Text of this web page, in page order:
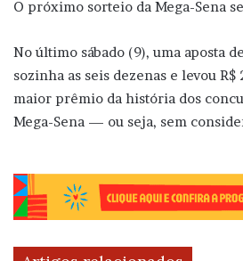
O próximo sorteio da Mega-Sena
No último sábado (9), uma aposta
sozinha as seis dezenas e levou R$
maior prêmio da história dos
Mega-Sena — ou seja, sem